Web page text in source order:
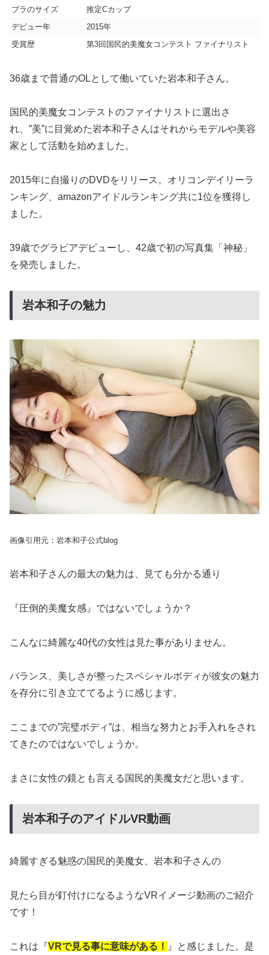
ブラのサイズ
推定Cカップ
デビュー年
2015年
受賞歴
第3回国民的美魔女コンテスト ファイナリスト
36歳まで普通のOLとして働いていた岩本和子さん。
国民的美魔女コンテストのファイナリストに選出さ
れ、”美”に目覚めた岩本和子さんはそれからモデルや美容
家として活動を始めました。
2015年に自撮りのDVDをリリース。オリコンデイリーラ
ンキング、amazonアイドルランキング共に1位を獲得し
ました。
39歳でグラビアデビューし、42歳で初の写真集「神秘」
を発売しました。
岩本和子の魅力
画像引用元：岩本和子公式blog
岩本和子さんの最大の魅力は、見ても分かる通り
『圧倒的美魔女感』ではないでしょうか？
こんなに綺麗な40代の女性は見た事がありません。
バランス、美しさが整ったスペシャルボディが彼女の魅力
を存分に引き立ててるように感じます。
ここまでの”完璧ボディ”は、相当な努力とお手入れをされ
てきたのではないでしょうか。
まさに女性の鏡とも言える国民的美魔女だと思います。
岩本和子のアイドルVR動画
綺麗すぎる魅惑の国民的美魔女、岩本和子さんの
見たら目が釘付けになるようなVRイメージ動画のご紹介
です！
これは『VRで見る事に意味がある！ 』と感じました。是